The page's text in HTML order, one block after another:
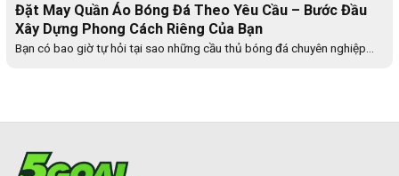
Đặt May Quần Áo Bóng Đá Theo Yêu Cầu – Bước Đầu
Xây Dựng Phong Cách Riêng Của Bạn
Bạn có bao giờ tự hỏi tại sao những cầu thủ bóng đá chuyên nghiệp...